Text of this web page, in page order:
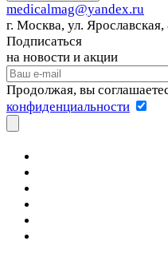
medicalmag@yandex.ru
г. Москва, ул.
Подписаться
на новости и акции
Продолжая, вы
конфиденциальности